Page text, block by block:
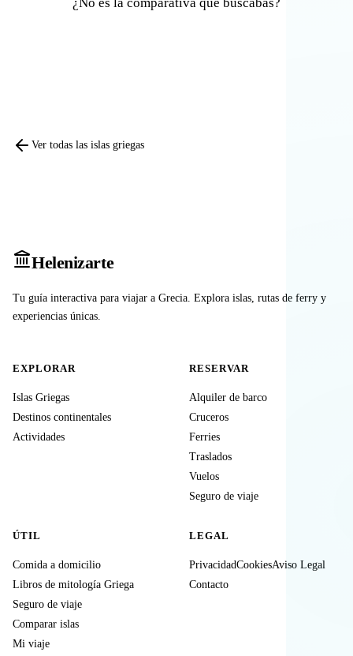
Ver todas las islas griegas
Helenizarte
Tu guía interactiva para viajar a Grecia. Explora islas, rutas de ferry y
experiencias únicas.
EXPLORAR
Islas Griegas
Destinos continentales
Actividades
RESERVAR
Alquiler de barco
Cruceros
Ferries
Traslados
Vuelos
Seguro de viaje
ÚTIL
Comida a domicilio
Libros de mitología Griega
Seguro de viaje
Comparar islas
Mi viaje
LEGAL
PrivacidadCookiesAviso Legal
Contacto